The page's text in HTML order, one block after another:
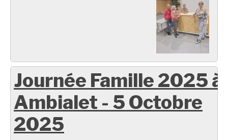
Journée Famille 2025 à
Ambialet - 5 Octobre
2025